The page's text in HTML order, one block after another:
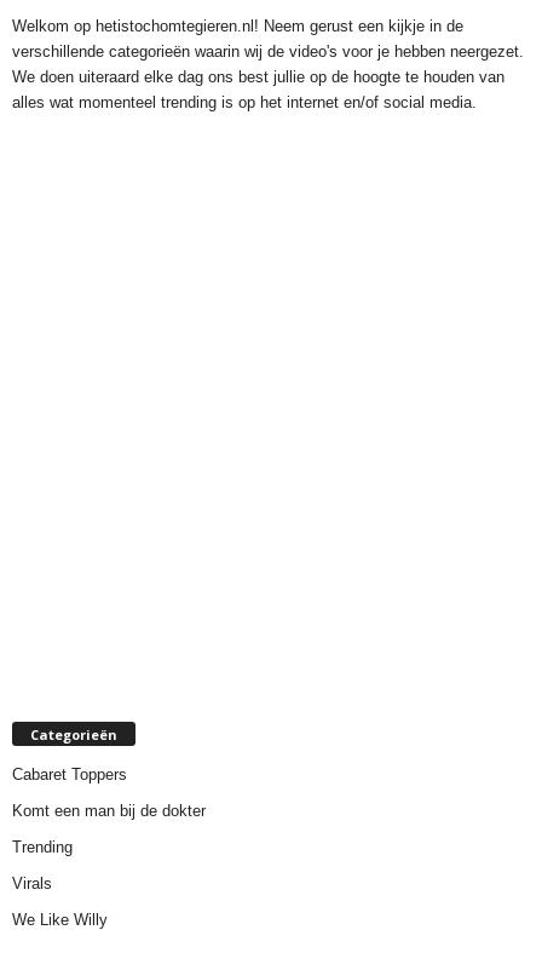
Welkom op hetistochomtegieren.nl! Neem gerust een kijkje in de
verschillende categorieën waarin wij de video's voor je hebben neergezet.
We doen uiteraard elke dag ons best jullie op de hoogte te houden van
alles wat momenteel trending is op het internet en/of social media.
Categorieën
Cabaret Toppers
Komt een man bij de dokter
Trending
Virals
We Like Willy